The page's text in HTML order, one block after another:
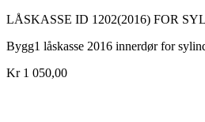
LÅSKASSE ID 1202(2016) FOR
Bygg1 låskasse 2016 innerdør for
Kr 1 050,00